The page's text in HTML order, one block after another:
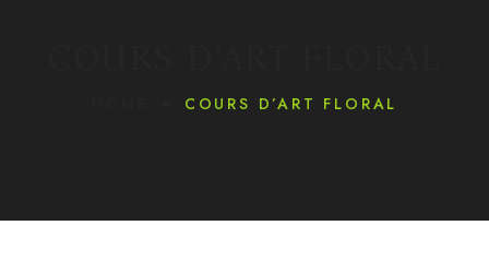
COURS D’ART FLORAL